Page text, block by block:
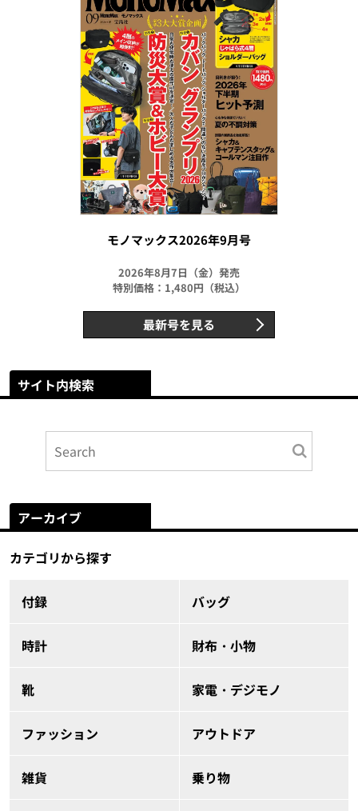
モノマックス2026年9月号
2026年8月7日（金）発売
特別価格：1,480円（税込）
最新号を見る
サイト内検索
アーカイブ
カテゴリから探す
付録 バッグ
時計 財布・小物
靴 家電・デジモノ
ファッション アウトドア
雑貨 乗り物